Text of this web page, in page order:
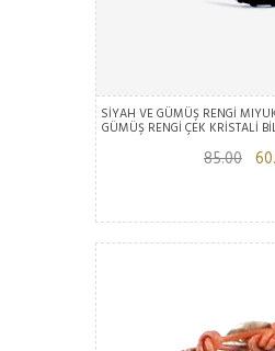
SİYAH VE GÜMÜŞ RENGİ
GÜMÜŞ RENGİ ÇEK KRİSTALİ
85.00